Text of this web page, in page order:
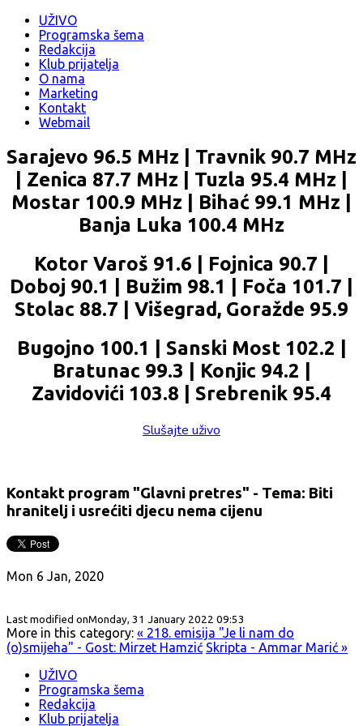
UŽIVO
Programska šema
Redakcija
Klub prijatelja
O nama
Marketing
Kontakt
Webmail
Sarajevo 96.5 MHz | Travnik 90.7 MHz
| Zenica 87.7 MHz | Tuzla 95.4 MHz |
Mostar 100.9 MHz | Bihać 99.1 MHz |
Banja Luka 100.4 MHz
Kotor Varoš 91.6 | Fojnica 90.7 |
Doboj 90.1 | Bužim 98.1 | Foča 101.7 |
Stolac 88.7 | Višegrad, Goražde 95.9
Bugojno 100.1 | Sanski Most 102.2 |
Bratunac 99.3 | Konjic 94.2 |
Zavidovići 103.8 | Srebrenik 95.4
Slušajte uživo
Kontakt program "Glavni pretres" - Tema: Biti
hranitelj i usrećiti djecu nema cijenu
Mon 6 Jan, 2020
Last modified onMonday, 31 January 2022 09:53
More in this category: « 218. emisija "Je li nam do
(o)smijeha" - Gost: Mirzet Hamzić Skripta - Ammar Marić »
UŽIVO
Programska šema
Redakcija
Klub prijatelja